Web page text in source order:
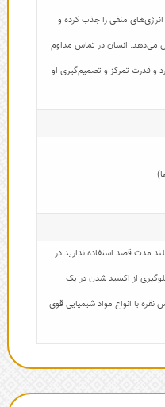
انرژی‌های منفی را جذب کرده و
می‌دهد. انسان در تماس مداوم
و قدرت تمرکز و تصمیم‌گیری او
بلند مدت قصد استفاده ندارید در
از اکسید شدن در یک
نقره با انواع مواد شیمیایی قوی